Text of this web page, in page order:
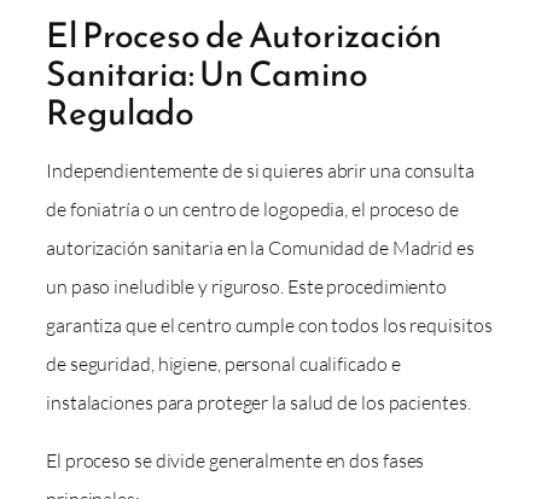
El Proceso de Autorización
Sanitaria: Un Camino
Regulado
Independientemente de si quieres abrir una consulta
de foniatría o un centro de logopedia, el proceso de
autorización sanitaria en la Comunidad de Madrid es
un paso ineludible y riguroso. Este procedimiento
garantiza que el centro cumple con todos los requisitos
de seguridad, higiene, personal cualificado e
instalaciones para proteger la salud de los pacientes.
El proceso se divide generalmente en dos fases